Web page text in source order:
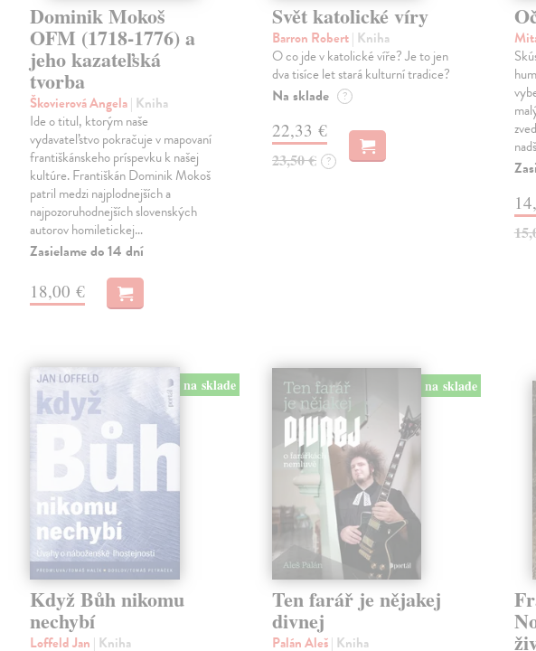
Dominik Mokoš
OFM (1718-1776) a
jeho kazateľská
tvorba
Škovierová Angela| Kniha
Ide o titul, ktorým naše
vydavateľstvo pokračuje v mapovaní
františkánskeho príspevku k našej
kultúre. Františkán Dominik Mokoš
patril medzi najplodnejších a
najpozoruhodnejších slovenských
autorov homiletickej…
Zasielame do 14 dní
18,00 €
Svět katolické víry
Barron Robert| Kniha
O co jde v katolické víře? Je to jen
dva tisíce let stará kulturní tradice?
Na sklade ?
22,33 €
23,50 € ?
na sklade
Když Bůh nikomu
nechybí
Loffeld Jan | Kniha
na sklade
Ten farář je nějakej
divnej
Palán Aleš| Kniha